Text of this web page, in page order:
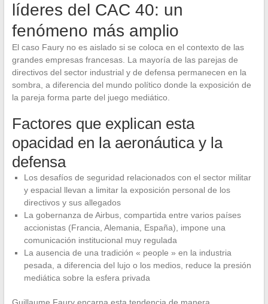
líderes del CAC 40: un
fenómeno más amplio
El caso Faury no es aislado si se coloca en el contexto de las
grandes empresas francesas. La mayoría de las parejas de
directivos del sector industrial y de defensa permanecen en la
sombra, a diferencia del mundo político donde la exposición de
la pareja forma parte del juego mediático.
Factores que explican esta
opacidad en la aeronáutica y la
defensa
Los desafíos de seguridad relacionados con el sector militar
y espacial llevan a limitar la exposición personal de los
directivos y sus allegados
La gobernanza de Airbus, compartida entre varios países
accionistas (Francia, Alemania, España), impone una
comunicación institucional muy regulada
La ausencia de una tradición « people » en la industria
pesada, a diferencia del lujo o los medios, reduce la presión
mediática sobre la esfera privada